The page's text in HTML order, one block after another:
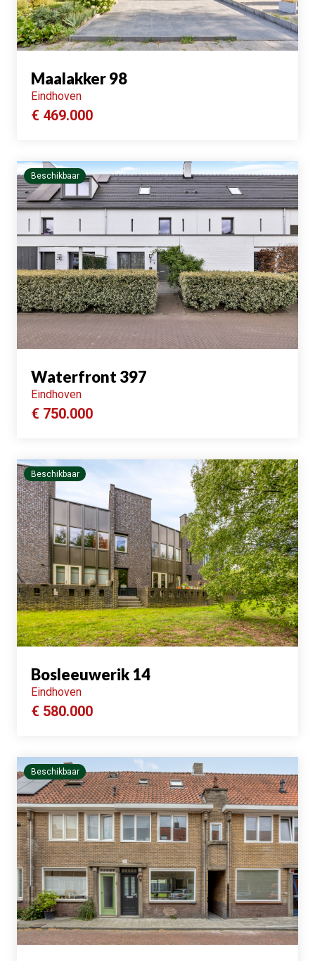
Maalakker 98
Eindhoven
€ 469.000
Beschikbaar
Waterfront 397
Eindhoven
€ 750.000
Beschikbaar
Bosleeuwerik 14
Eindhoven
€ 580.000
Beschikbaar